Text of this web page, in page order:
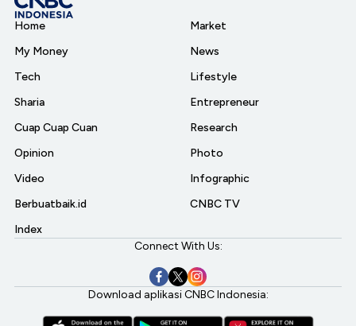
Home
My Money
Tech
Sharia
Cuap Cuap Cuan
Opinion
Video
Berbuatbaik.id
Index
Market
News
Lifestyle
Entrepreneur
Research
Photo
Infographic
CNBC TV
Connect With Us:
Download aplikasi CNBC Indonesia: